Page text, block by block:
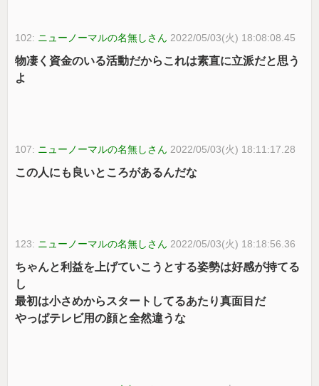
102: ニューノーマルの名無しさん 2022/05/03(火) 18:08:08.45
物凄く資金のいる活動だからこれは素直に立派だと思う
よ
107: ニューノーマルの名無しさん 2022/05/03(火) 18:11:17.28
この人にも良いところがあるんだな
123: ニューノーマルの名無しさん 2022/05/03(火) 18:18:56.36
ちゃんと利益を上げていこうとする姿勢は好感が持てる
し
最初は小さめからスタートしてるあたり真面目だ
やっぱテレビ用の顔と全然違うな